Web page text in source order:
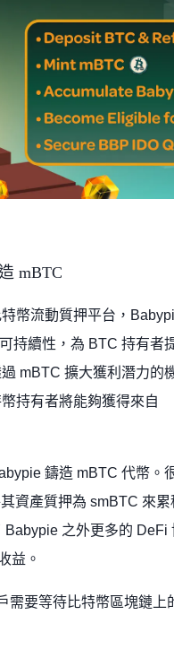
mBTC
幣流動質押平台，
持續性，為 BTC 持有者
mBTC 擴大獲利潛力的
持有者將能夠獲得來自
鑄造 mBTC 代幣。
資產質押為 smBTC 來累
Babypie 之外更多的 DeFi
益。
需要等待比特幣區塊鏈上